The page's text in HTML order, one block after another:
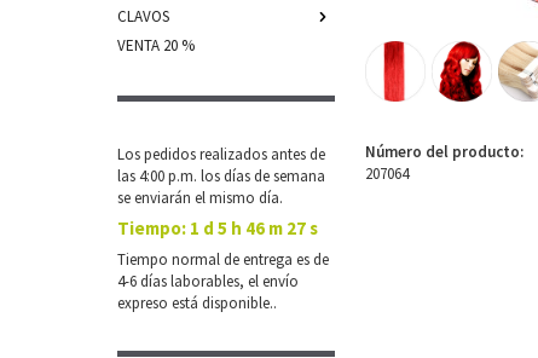
CLAVOS
VENTA 20 %
Los pedidos realizados antes de
las 4:00 p.m. los días de semana
se enviarán el mismo día.
Tiempo: 1 d 5 h 46 m 27 s
Tiempo normal de entrega es de
4-6 días laborables, el envío
expreso está disponible..
Número del producto:
207064